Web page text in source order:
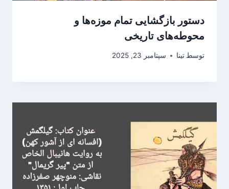
دستور بازگشایی تمام موزه‌ها و
محوطه‌های تاریخی
توسط تینا سپتامبر 23, 2025